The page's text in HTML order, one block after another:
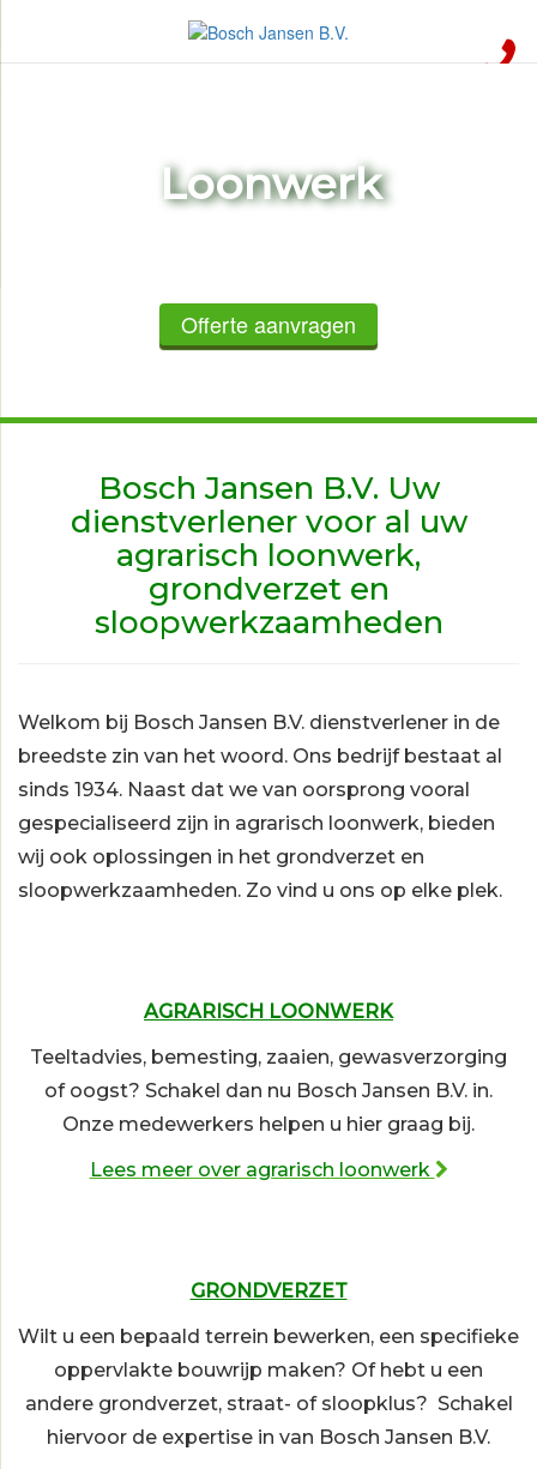
Loonwerk
Offerte aanvragen
Bosch Jansen B.V. Uw
dienstverlener voor al uw
agrarisch loonwerk,
grondverzet en
sloopwerkzaamheden
Welkom bij Bosch Jansen B.V. dienstverlener in de
breedste zin van het woord. Ons bedrijf bestaat al
sinds 1934. Naast dat we van oorsprong vooral
gespecialiseerd zijn in agrarisch loonwerk, bieden
wij ook oplossingen in het grondverzet en
sloopwerkzaamheden. Zo vind u ons op elke plek.
AGRARISCH LOONWERK
Teeltadvies, bemesting, zaaien, gewasverzorging
of oogst? Schakel dan nu Bosch Jansen B.V. in.
Onze medewerkers helpen u hier graag bij.
Lees meer over agrarisch loonwerk
GRONDVERZET
Wilt u een bepaald terrein bewerken, een specifieke
oppervlakte bouwrijp maken? Of hebt u een
andere grondverzet, straat- of sloopklus? Schakel
hiervoor de expertise in van Bosch Jansen B.V.